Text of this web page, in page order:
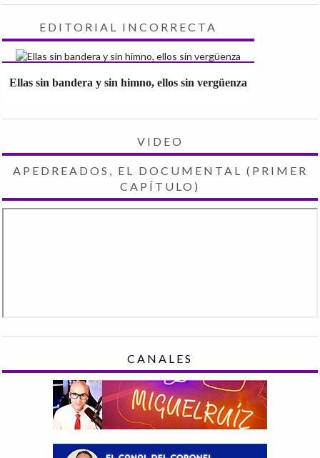
EDITORIAL INCORRECTA
Ellas sin bandera y sin himno, ellos sin vergüenza
VIDEO
APEDREADOS, EL DOCUMENTAL (PRIMER
CAPÍTULO)
CANALES